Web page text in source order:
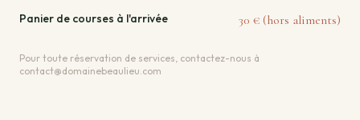
Panier de courses à l'arrivée 30 € (hors aliments)
Pour toute réservation de services, contactez-nous à
contact@domainebeaulieu.com